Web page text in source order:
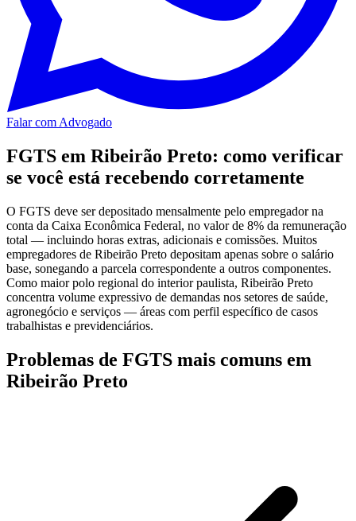
Falar com Advogado
FGTS em Ribeirão Preto: como verificar
se você está recebendo corretamente
O FGTS deve ser depositado mensalmente pelo empregador na
conta da Caixa Econômica Federal, no valor de 8% da remuneração
total — incluindo horas extras, adicionais e comissões. Muitos
empregadores de Ribeirão Preto depositam apenas sobre o salário
base, sonegando a parcela correspondente a outros componentes.
Como maior polo regional do interior paulista, Ribeirão Preto
concentra volume expressivo de demandas nos setores de saúde,
agronegócio e serviços — áreas com perfil específico de casos
trabalhistas e previdenciários.
Problemas de FGTS mais comuns em
Ribeirão Preto